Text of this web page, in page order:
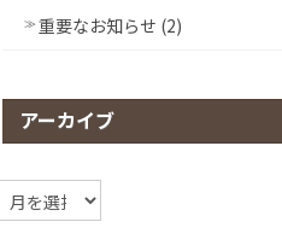
重要なお知らせ (2)
アーカイブ
ア
ー